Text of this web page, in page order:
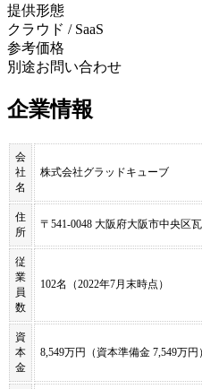
提供形態
クラウド / SaaS
参考価格
別途お問い合わせ
企業情報
会
社
名
株式会社グラッドキューブ
住
所
〒541-0048 大阪府大阪市中央区
従
業
員
数
102名（2022年7月末時点）
資
本
金
8,549万円（資本準備金 7,549万円）